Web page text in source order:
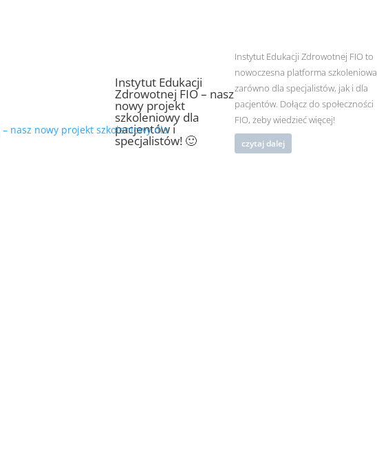
Instytut Edukacji
Zdrowotnej FIO – nasz
nowy projekt
szkoleniowy dla
pacjentów i
specjalistów! 🙂
Instytut Edukacji Zdrowotnej FIO to
nowoczesna platforma szkoleniowa
zarówno dla specjalistów, jak i dla
pacjentów. Dołącz do społeczności
FIO, żeby wiedzieć więcej!
czytaj dalej